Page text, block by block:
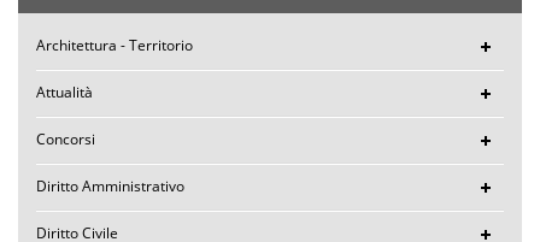
Architettura - Territorio
Attualità
Concorsi
Diritto Amministrativo
Diritto Civile